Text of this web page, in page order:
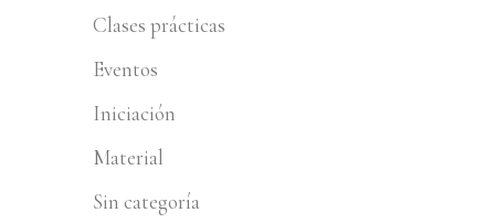
Clases prácticas
Eventos
Iniciación
Material
Sin categoría